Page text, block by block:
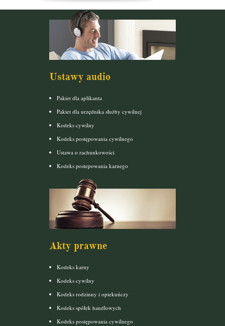
Ustawy audio
Pakiet dla aplikanta
Pakiet dla urzędnika służby cywilnej
Kodeks cywilny
Kodeks postępowania cywilnego
Ustawa o rachunkowości
Kodeks postepowania karnego
Akty prawne
Kodeks karny
Kodeks cywilny
Kodeks rodzinny i opiekuńczy
Kodeks spółek handlowych
Kodeks postępowania cywilnego